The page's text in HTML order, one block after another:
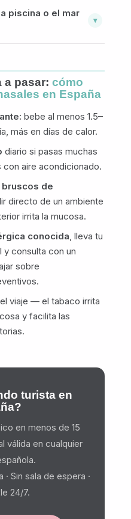
ya existente.
salino ayuda a
estado.
severos puede
que volar,
antes del vuelo pueden
piscina o el mar
▾
puede agravar la
hasta que los
a pasar: cómo
en España
bebe al menos 1.5–
más en días de calor.
diario si pasas muchas
con aire acondicionado.
bruscos de
directo de un ambiente
irrita la mucosa.
conocida , lleva tu
y consulta con un
sobre
viaje — el tabaco irrita
y facilita las
turista en
en menos de 15
válida en cualquier
· Sin sala de espera ·
24/7.